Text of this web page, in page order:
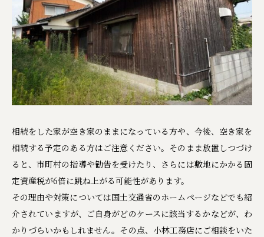
相続をした家が空き家のままになっている方や、今後、空き家を
相続する予定のある方はご注意ください。そのまま放置しつづけ
ると、市町村の指導や勧告を受けたり、さらには敷地にかかる固
定資産税が6倍に跳ね上がる可能性があります。
その理由や対策については国土交通省のホームページなどでも紹
介されていますが、ご自身がどのケースに該当するかなどが、わ
かりづらいかもしれません。その点、小林工務店にご相談をいた